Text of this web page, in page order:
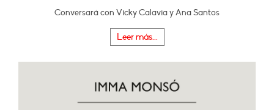
Conversará con Vicky Calavia y Ana Santos
Leer más...